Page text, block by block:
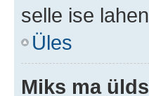
selle ise
Üles
Miks ma